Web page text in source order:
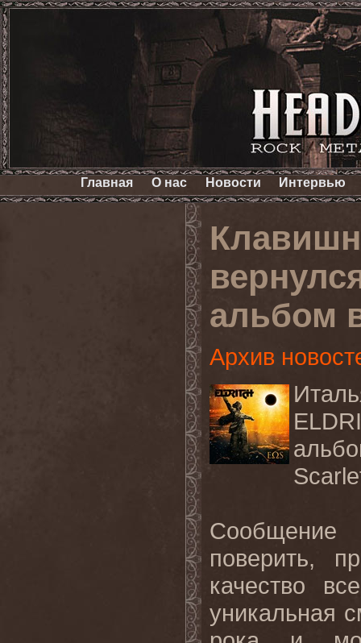
Главная О нас Новости Интервью
альбом
Архив
поверить,
качество
уникальная